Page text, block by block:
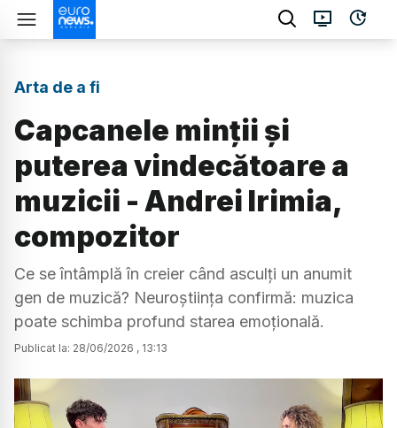
Arta de a fi
Capcanele minții și
puterea vindecătoare a
muzicii - Andrei Irimia,
compozitor
Ce se întâmplă în creier când asculți un anumit
gen de muzică? Neuroștiința confirmă: muzica
poate schimba profund starea emoțională.
Publicat la: 28/06/2026 , 13:13